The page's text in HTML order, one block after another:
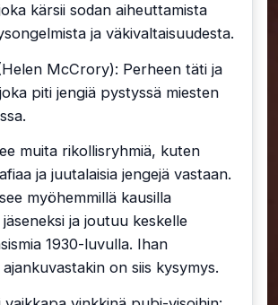
kärsii sodan aiheuttamista
ja väkivaltaisuudesta.
McCrory): Perheen täti ja
piti jengiä pystyssä miesten
muita rikollisryhmiä, kuten
ja juutalaisia jengejä vastaan.
myöhemmillä kausilla
ja joutuu keskelle
1930-luvulla. Ihan
on siis kysymys.